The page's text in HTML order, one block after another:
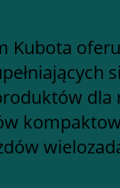
Kubota
dla